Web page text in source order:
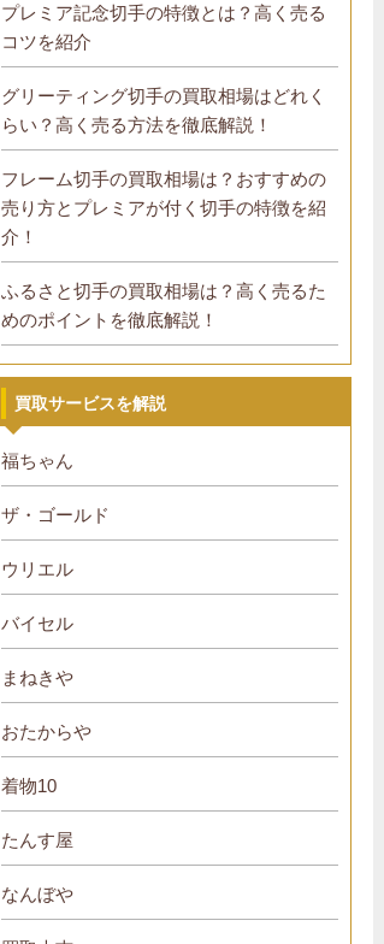
プレミア記念切手の特徴とは？高く売る
コツを紹介
グリーティング切手の買取相場はどれく
らい？高く売る方法を徹底解説！
フレーム切手の買取相場は？おすすめの
売り方とプレミアが付く切手の特徴を紹
介！
ふるさと切手の買取相場は？高く売るた
めのポイントを徹底解説！
買取サービスを解説
福ちゃん
ザ・ゴールド
ウリエル
バイセル
まねきや
おたからや
着物10
たんす屋
なんぼや